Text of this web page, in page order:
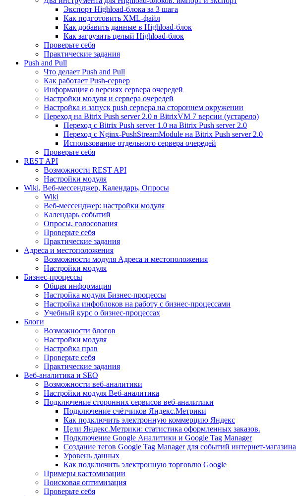
Экспорт Highload-блока за 3 шага
Как подготовить XML-файл
Как добавить данные в Highload-блок
Как загрузить целый Highload-блок
Проверьте себя
Практические задания
Push and Pull
Что делает Push and Pull
Как работает Push-сервер
Информация о версиях сервера очередей
Настройки модуля и сервера очередей
Настройка и запуск push сервера на стороннем окружении
Переход на Bitrix Push server 2.0 в BitrixVM 7 версии (устарело)
Переход с Bitrix Push server 1.0 на Bitrix Push server 2.0
Переход с Nginx-PushStreamModule на Bitrix Push server 2.0
Использование отдельного сервера очередей
Проверьте себя
REST API
Возможности REST API
Настройки модуля
Wiki, Веб-мессенджер, Календарь, Опросы
Wiki
Веб-мессенджер: настройки модуля
Календарь событий
Опросы, голосования
Проверьте себя
Практические задания
Адреса и местоположения
Возможности модуля Адреса и местоположения
Настройки модуля
Бизнес-процессы
Общая информация
Настройка модуля Бизнес-процессы
Настройка инфоблоков на работу с бизнес-процессами
Учебный курс о бизнес-процессах
Блоги
Возможности блогов
Настройки модуля
Настройка прав
Проверьте себя
Практические задания
Веб-аналитика и SEO
Возможности веб-аналитики
Настройки модуля Веб-аналитика
Подключение сторонних сервисов веб-аналитики
Подключение счётчиков Яндекс.Метрики
Как подключить электронную коммерцию Яндекс
Цели Яндекс.Метрики: статистика оформленных заказов.
Подключение Google Аналитики и Google Tag Manager
Создание тегов Google Tag Manager для событий интернет-магазина
Уровень данных
Как подключить электронную торговлю Google
Примеры кастомизации
Поисковая оптимизация
Проверьте себя